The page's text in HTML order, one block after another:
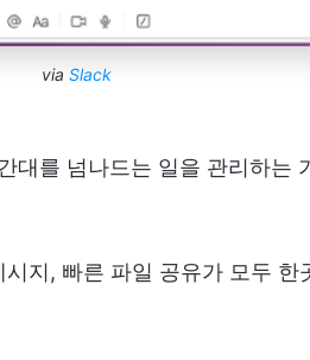
via Slack
대를 넘나드는 일을 관리하는
지, 빠른 파일 공유가 모두 한